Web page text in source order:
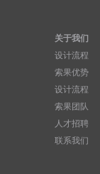
关于我们
设计流程
索果优势
设计流程
索果团队
人才招聘
联系我们